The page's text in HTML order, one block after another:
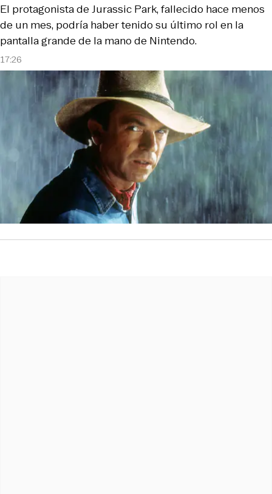
17:26
El protagonista de Jurassic Park, fallecido hace menos
de un mes, podría haber tenido su último rol en la
pantalla grande de la mano de Nintendo.